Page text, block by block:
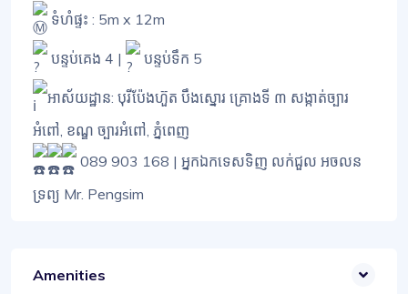
ទំហំផ្ទះ : 5m x 12m
បន្ទប់គេង 4 | បន្ទប់ទឹក 5
អាស័យដ្ឋាន: បុរីប៉ែងហ៊ួត បឹងស្នោរ គ្រោងទី ៣ សង្កាត់ច្បារ
អំពៅ, ខណ្ឌ ច្បារអំពៅ, ភ្នំពេញ
089 903 168 | អ្នកឯកទេសទិញ លក់ជួល អចលន
ទ្រព្យ Mr. Pengsim
Amenities